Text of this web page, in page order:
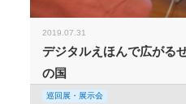
2019.07.31
デジタルえほんで広がる
の国
巡回展・展示会